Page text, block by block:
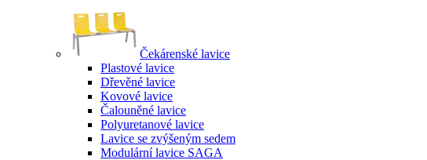
Čekárenské lavice
Plastové lavice
Dřevěné lavice
Kovové lavice
Čalouněné lavice
Polyuretanové lavice
Lavice se zvýšeným sedem
Modulární lavice SAGA